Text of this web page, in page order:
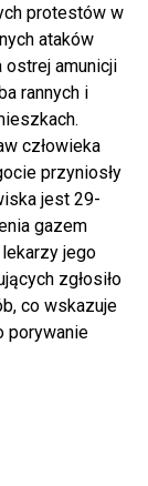
protestów w
ataków
ostrej amunicji
rannych i
człowieka
przyniosły
jest 29-
gazem
jego
zgłosiło
co wskazuje
porywanie